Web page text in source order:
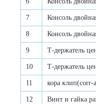
7 Консоль
8 Консоль
9 Т-держатель
10 Т-держатель
11 кора клип(corr-
12 Винт и гайка